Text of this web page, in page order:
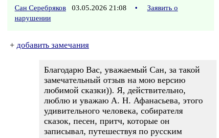
Сан Серебряков 03.05.2026 21:08 •
Заявить о
нарушении
+ добавить замечания
Благодарю Вас, уважаемый Сан, за такой
замечательный отзыв на мою версию
любимой сказки)). Я, действительно,
люблю и уважаю А. Н. Афанасьева, этого
удивительного человека, собирателя
сказок, песен, притч, которые он
записывал, путешествуя по русским